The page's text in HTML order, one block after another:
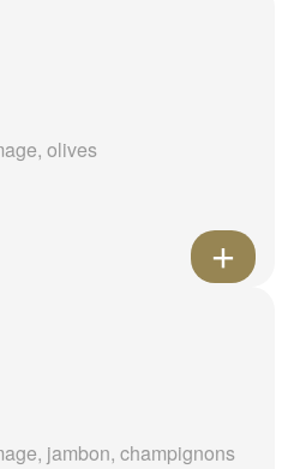
olives
jambon, champignons